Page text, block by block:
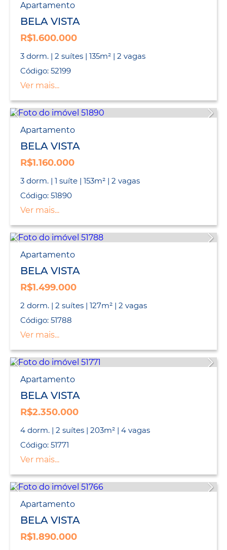
Apartamento
BELA VISTA
R$1.600.000
3 dorm. | 2 suítes | 135m² | 2 vagas
Código: 52199
Ver mais...
Apartamento
BELA VISTA
R$1.160.000
3 dorm. | 1 suíte | 153m² | 2 vagas
Código: 51890
Ver mais...
Apartamento
BELA VISTA
R$1.499.000
2 dorm. | 2 suítes | 127m² | 2 vagas
Código: 51788
Ver mais...
Apartamento
BELA VISTA
R$2.350.000
4 dorm. | 2 suítes | 203m² | 4 vagas
Código: 51771
Ver mais...
Apartamento
BELA VISTA
R$1.890.000